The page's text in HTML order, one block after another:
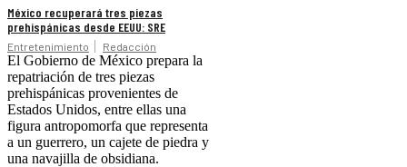
México recuperará tres piezas
prehispánicas desde EEUU: SRE
Entretenimiento Redacción
El Gobierno de México prepara la
repatriación de tres piezas
prehispánicas provenientes de
Estados Unidos, entre ellas una
figura antropomorfa que representa
a un guerrero, un cajete de piedra y
una navajilla de obsidiana.